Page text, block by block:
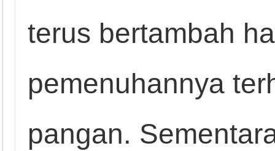
terus bertambah
pemenuhannya
pangan.